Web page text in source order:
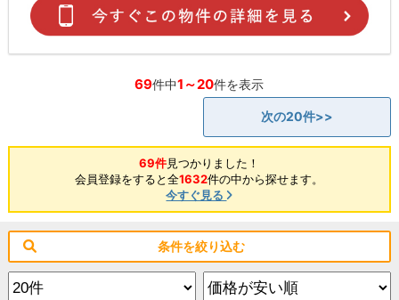
69件中1～20件を表示
次の20件>>
69件見つかりました！
会員登録をすると全1632件の中から探せます。
今すぐ見る
条件を絞り込む